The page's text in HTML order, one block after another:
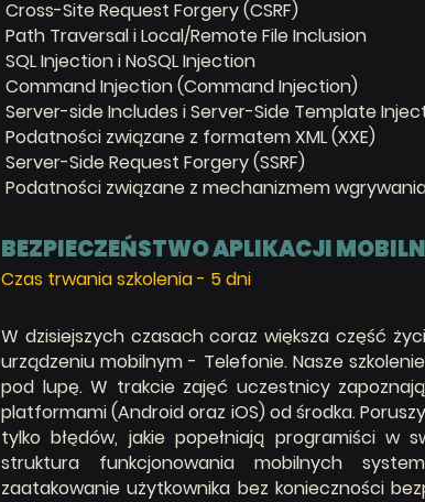
Cross-Site Request Forgery (CSRF)
Path Traversal i Local/Remote File Inclusion
SQL Injection i NoSQL Injection
Command Injection (Command Injection)
Server-side Includes i Server-Side Template
Podatności związane z formatem XML (XXE)
Server-Side Request Forgery (SSRF)
Podatności związane z mechanizmem
BEZPIECZEŃSTWO APLIKACJI
Czas trwania szkolenia - 5dni
W dzisiejszych czasach coraz większa część
urządzeniu mobilnym - Telefonie. Nasze
pod lupę. W trakcie zajęć uczestnicy
platformami (Android oraz iOS) od środka.
tylko błędów, jakie popełniają programiści w
struktura funkcjonowania mobilnych
zaatakowanie użytkownika bez konieczności